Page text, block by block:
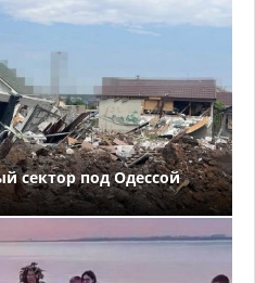
сектор под Одессой